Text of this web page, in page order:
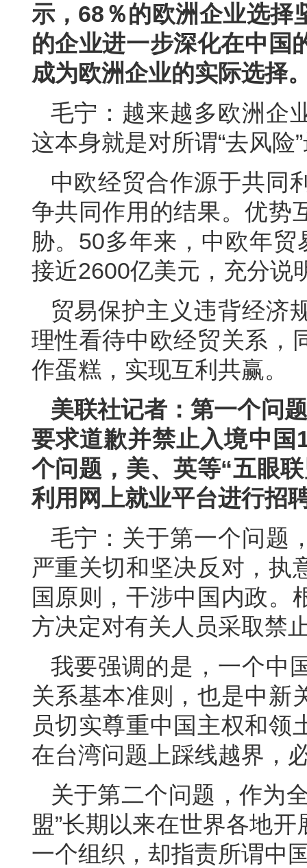
示，68％的欧洲企业选择
的企业进一步深化在中国
成为欧洲企业的实际选择
毛宁：越来越多欧洲企
这本身就是对所谓“去风险
中欧经贸合作源于共同
争共同作用的结果。优势
胁。50多年来，中欧年
接近2600亿美元，充分说
贸易保护主义违背经济
理性看待中欧经贸关系，
作蛋糕，实现互利共赢。
美联社记者：第一个问
要求道歉并禁止入境中
个问题，美、英等“五眼
利用网上就业平台进行招
毛宁：关于第一个问题
严重关切和坚决反对，执
国原则，干涉中国内政。
方决定对有关人员采取禁
我要强调的是，一个中
关系基本准则，也是中新
员切实尊重中国主权和领
在台湾问题上踩线越界，
关于第二个问题，作为
盟”长期以来在世界各地
一个组织，却指责所谓中